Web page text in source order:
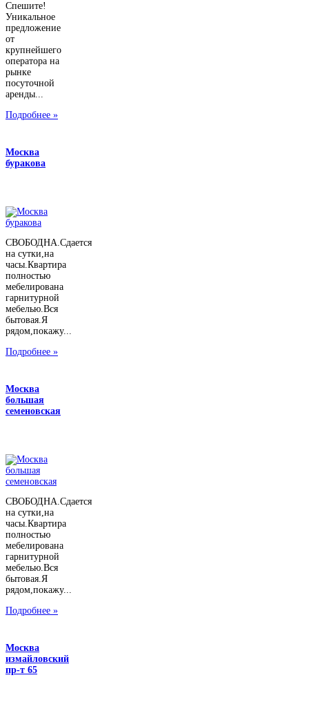
Спешите!
Уникальное
предложение
от
крупнейшего
оператора на
рынке
посуточной
аренды...
Подробнее »
Москва
буракова
СВОБОДНА.Сдается
на сутки,на
часы.Квартира
полностью
мебелирована
гарнитурной
мебелью.Вся
бытовая.Я
рядом,покажу...
Подробнее »
Москва
большая
семеновская
СВОБОДНА.Сдается
на сутки,на
часы.Квартира
полностью
мебелирована
гарнитурной
мебелью.Вся
бытовая.Я
рядом,покажу...
Подробнее »
Москва
измайловский
пр-т 65